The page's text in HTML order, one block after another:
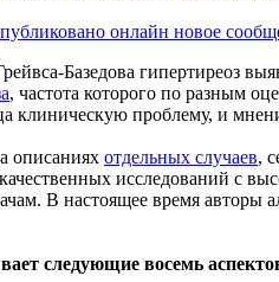
онлайн новое
Базедова гипертиреоз
, частота которого по разным
клиническую проблему, и
описаниях отдельных случаев,
исследований с
В настоящее время авторы
следующие восемь